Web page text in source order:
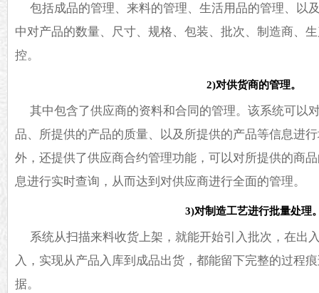
包括成品的管理、来料的管理、生活用品的管理、以
中对产品的数量、尺寸、规格、包装、批次、制造商、
控。
2)对供货商的管理。
其中包含了供应商的资料和合同的管理。该系统可以
品、所提供的产品的质量、以及所提供的产品等信息进
外，还提供了供应商合约管理功能，可以对所提供的商
息进行实时查询，从而达到对供应商进行全面的管理。
3)对制造工艺进行批量处理
系统从扫描来料收货上架，就能开始引入批次，在出
入，实现从产品入库到成品出货，都能留下完整的过程
据。